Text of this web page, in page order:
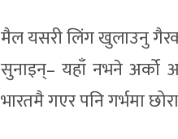
मैल यसरी लिंग खुलाउनु
सुनाइन्– यहाँ नभने अर्को
भारतमै गएर पनि गर्भमा